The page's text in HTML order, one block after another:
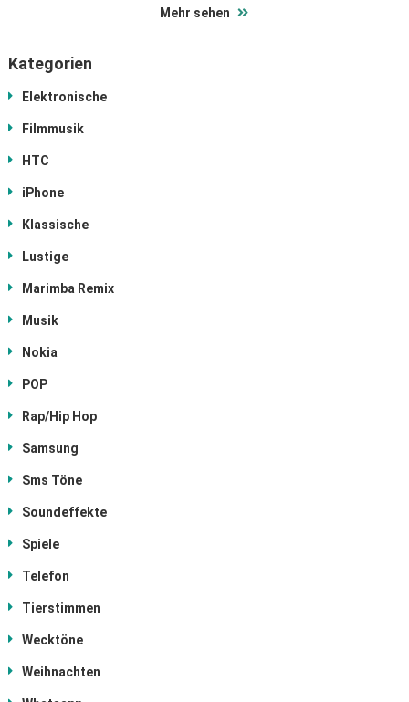
Mehr sehen
Kategorien
Elektronische
Filmmusik
HTC
iPhone
Klassische
Lustige
Marimba Remix
Musik
Nokia
POP
Rap/Hip Hop
Samsung
Sms Töne
Soundeffekte
Spiele
Telefon
Tierstimmen
Wecktöne
Weihnachten